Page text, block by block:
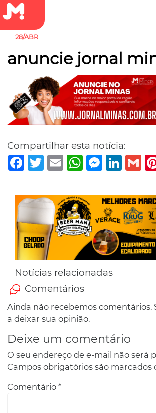
28/ABR
anuncie jornal
Compartilhar esta notícia:
Facebook
TwitterEmail WhatsAppMessenger
Notícias relacionadas
Comentários
Ainda não recebemos comentários.
a deixar sua opinião.
Deixe um comentário
O seu endereço de e-mail não será
Campos obrigatórios são marcados
Comentário *